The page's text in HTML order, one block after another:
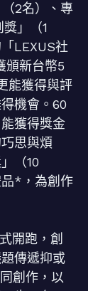
2名）、專
」（1
LEXUS社
頒新台幣5
能獲得與評
機會。60
獲得獎金
思與煩
（10
*，為創作
開跑，創
傳遞抑或
創作，以